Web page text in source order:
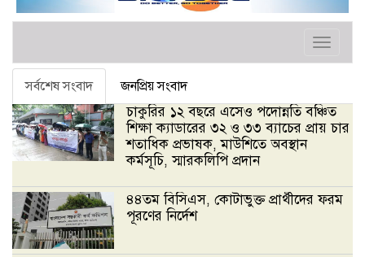
Toggle
সর্বশেষ সংবাদ
জনপ্রিয় সংবাদ
চাকুরির ১২ বছরে এসেও পদোন্নতি বঞ্চিত
শিক্ষা ক্যাডারের ৩২ ও ৩৩ ব্যাচের প্রায় চার
শতাধিক প্রভাষক, মাউশিতে অবস্থান
কর্মসূচি, স্মারকলিপি প্রদান
৪৪তম বিসিএস, কোটাভুক্ত প্রার্থীদের ফরম
পূরণের নির্দেশ